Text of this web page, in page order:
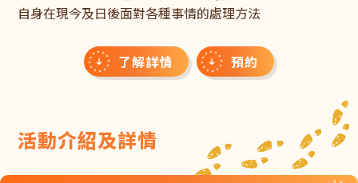
自身在現今及日後面對各種事情的處理方法
了解詳情 預約
活動介紹及詳情